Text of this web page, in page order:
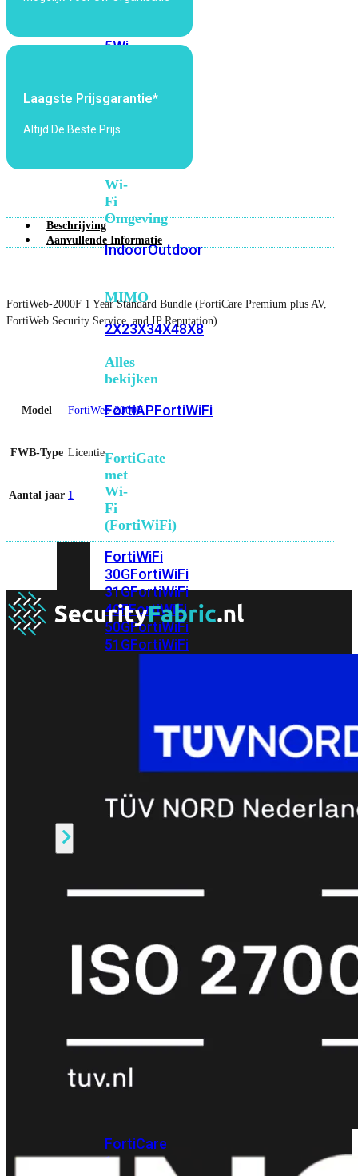
5Wi-
Fi
Fi
Wi-
Fi
Omgeving
IndoorOutdoor
MIMO
2X23X34X48X8
Alles
bekijken
FortiAPFortiWiFi
FortiGate
met
Wi-
Fi
(FortiWiFi)
FortiWiFi
30GFortiWiFi
31GFortiWiFi
40FFortiWiFi
50GFortiWiFi
51GFortiWiFi
FortiWiFi
FortiWiFi
bekijken
Support
FortiCare
EssentialsFortiCare
Upgrades
FortiCare
1
Laagste Prijsgarantie*
Altijd De Beste Prijs
Beschrijving
Aanvullende Informatie
FortiWeb-2000F 1 Year Standard Bundle (FortiCare Premium plus AV,
FortiWeb Security Service, and IP Reputation)
Model FortiWeb-2000F
FWB-Type Licentie
Aantal jaar 1